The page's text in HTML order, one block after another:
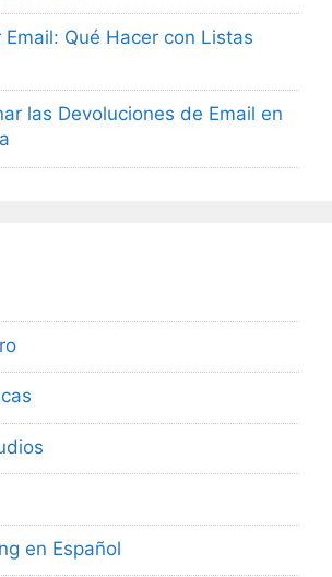
Qué Hacer con Listas
las Devoluciones de Email en
en Español